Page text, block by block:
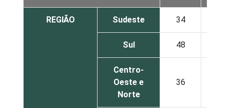
REGIÃO Sudeste 34
Sul 48
Centro-
Oeste e
Norte
36